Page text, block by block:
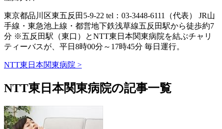
東京都品川区東五反田5-9-22 tel：03-3448-6111（代表） JR山
手線・東急池上線・都営地下鉄浅草線五反田駅から徒歩約7
分 ※五反田駅（東口）とNTT東日本関東病院を結ぶチャリ
ティーバスが、平日8時00分～17時45分 毎日運行。
NTT東日本関東病院 >
NTT東日本関東病院の記事一覧